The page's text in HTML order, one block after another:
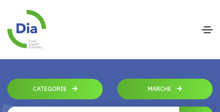
CATEGORIE MARCHE